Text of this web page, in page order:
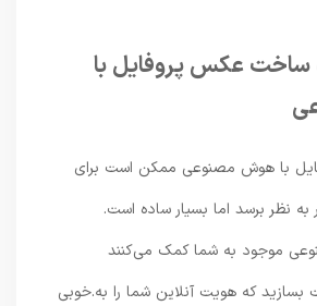
عکس پروفایل با
هوش مصنوعی ممکن است برای
برسد اما بسیار ساده است.
به شما کمک می‌کنند
که هویت آنلاین شما را به.خوبی